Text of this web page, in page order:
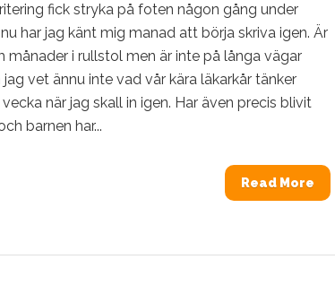
fick stryka på foten någon gång under
har jag känt mig manad att börja skriva igen. Är
månader i rullstol men är inte på långa vägar
vet ännu inte vad vår kära läkarkår tänker
när jag skall in igen. Har även precis blivit
barnen har...
Read More